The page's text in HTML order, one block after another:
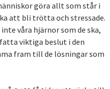
göra allt som står i
att bli trötta och stressade.
våra hjärnor som de ska,
viktiga beslut i den
fram till de lösningar som